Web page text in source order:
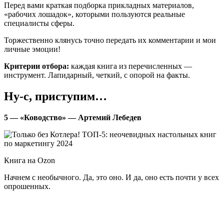
Перед вами краткая подборка прикладных материалов,
«рабочих лошадок», которыми пользуются реальные
специалисты сферы.
Торжественно клянусь точно передать их комментарии и мои
личные эмоции!
Критерии отбора: каждая книга из перечисленных —
инструмент. Лапидарный, четкий, с опорой на факты.
Ну-с, приступим…
5 — «Ководство» — Артемий Лебедев
Книга на Ozon
Начнем с необычного. Да, это оно. И да, оно есть почти у всех
опрошенных.